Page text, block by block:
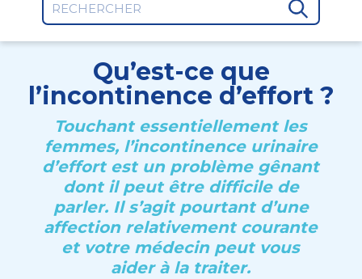
Qu’est-ce que
l’incontinence d’effort ?
Touchant essentiellement les
femmes, l’incontinence urinaire
d’effort est un problème gênant
dont il peut être difficile de
parler. Il s’agit pourtant d’une
affection relativement courante
et votre médecin peut vous
aider à la traiter.